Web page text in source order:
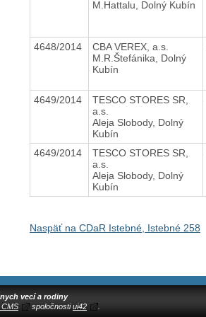
M.Hattalu, Dolný Kubín
4648/2014
CBA VEREX, a.s.
M.R.Štefánika, Dolný
Kubín
4649/2014
TESCO STORES SR,
a.s.
Aleja Slobody, Dolný
Kubín
4649/2014
TESCO STORES SR,
a.s.
Aleja Slobody, Dolný
Kubín
Naspäť na CDaR Istebné, Istebné 258
vecí a rodiny
spoločnostiui42